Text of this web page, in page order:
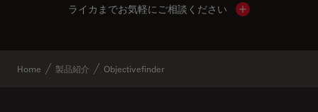
ライカまでお気軽にご相談ください Show local
Home 製品紹介 Objectivefinder